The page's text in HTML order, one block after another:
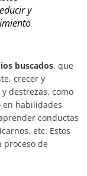
y
buscados, que
crecer y
destrezas, como
habilidades
conductas
etc. Estos
proceso de